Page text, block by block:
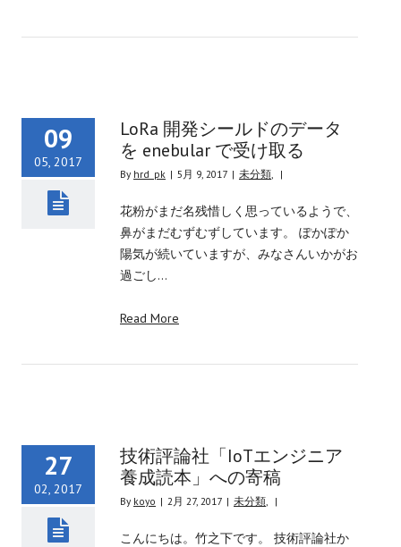
09
05, 2017
LoRa 開発シールドのデータ
を enebular で受け取る
By hrd_pk | 5月 9, 2017 | 未分類, |
花粉がまだ名残惜しく思っているようで、
鼻がまだむずむずしています。 ぽかぽか
陽気が続いていますが、みなさんいかがお
過ごし…
Read More
27
02, 2017
技術評論社「IoTエンジニア
養成読本」への寄稿
By koyo | 2月 27, 2017 | 未分類, |
こんにちは。竹之下です。 技術評論社か